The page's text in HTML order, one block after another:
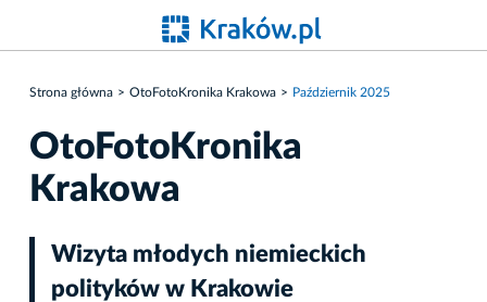
Strona główna OtoFotoKronika Krakowa Październik 2025
OtoFotoKronika
Krakowa
Wizyta młodych niemieckich
polityków w Krakowie